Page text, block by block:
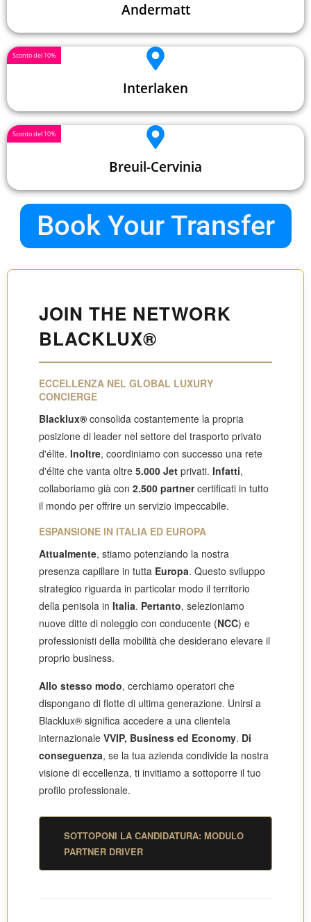
Andermatt
Interlaken
Sconto del 10%
Breuil-Cervinia
Sconto del 10%
Book Your Transfer
JOIN THE NETWORK
BLACKLUX®
ECCELLENZA NEL GLOBAL LUXURY
CONCIERGE
Blacklux® consolida costantemente la propria
posizione di leader nel settore del trasporto privato
d'élite. Inoltre, coordiniamo con successo una rete
d'élite che vanta oltre 5.000 Jet privati. Infatti,
collaboriamo già con 2.500 partnercertificati in tutto
il mondo per offrire un servizio impeccabile.
ESPANSIONE IN ITALIA ED EUROPA
Attualmente, stiamo potenziando la nostra
presenza capillare in tutta Europa. Questo sviluppo
strategico riguarda in particolar modo il territorio
della penisola in Italia. Pertanto, selezioniamo
nuove ditte di noleggio con conducente (NCC) e
professionisti della mobilità che desiderano elevare il
proprio business.
Allo stesso modo, cerchiamo operatori che
dispongano di flotte di ultima generazione. Unirsi a
Blacklux® significa accedere a una clientela
internazionale VVIP, Business ed Economy. Di
conseguenza, se la tua azienda condivide la nostra
visione di eccellenza, ti invitiamo a sottoporre il tuo
profilo professionale.
SOTTOPONI LA CANDIDATURA: MODULO
PARTNER DRIVER